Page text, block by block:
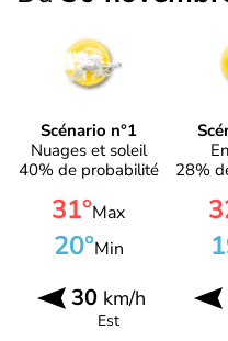
Scénario n°1
Nuages et soleil
40% de probabilité
31°Max
20°Min
30km/h
Est
28%